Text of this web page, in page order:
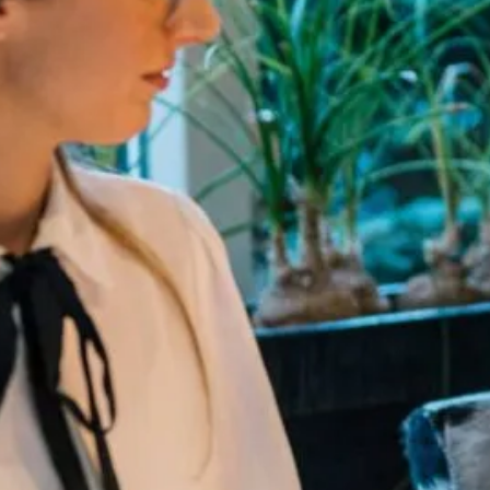
opbrengen wanneer het op de waardepeildatum
is internationaal vastgesteld. De criteria voor de
verkoper
dan kan je terecht op de website van de
benieuwd wat de WOZ-waarde van jouw woning (of
kan je direct de officiële WOZ-waarde van elke